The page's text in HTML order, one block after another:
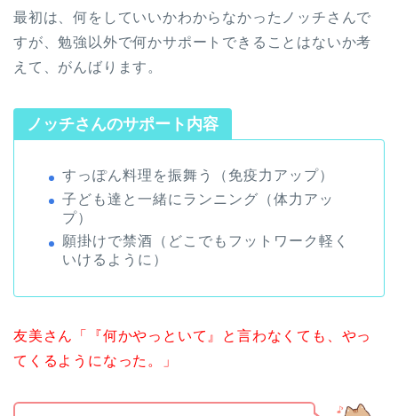
最初は、何をしていいかわからなかったノッチさんで
すが、勉強以外で何かサポートできることはないか考
えて、がんばります。
ノッチさんのサポート内容
すっぽん料理を振舞う（免疫力アップ）
子ども達と一緒にランニング（体力アッ
プ）
願掛けで禁酒（どこでもフットワーク軽く
いけるように）
友美さん「『何かやっといて』と言わなくても、やっ
てくるようになった。」